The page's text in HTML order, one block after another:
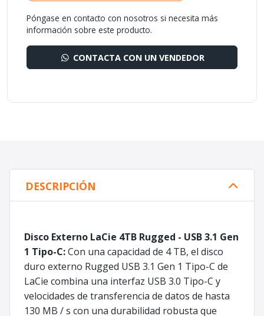
Póngase en contacto con nosotros si necesita más
información sobre este producto.
CONTACTA CON UN VENDEDOR
DESCRIPCIÓN
Disco Externo LaCie 4TB Rugged - USB 3.1 Gen
1 Tipo-C:Con una capacidad de 4 TB, el disco
duro externo Rugged USB 3.1 Gen 1 Tipo-C de
LaCie combina una interfaz USB 3.0 Tipo-C y
velocidades de transferencia de datos de hasta
130 MB / s con una durabilidad robusta que